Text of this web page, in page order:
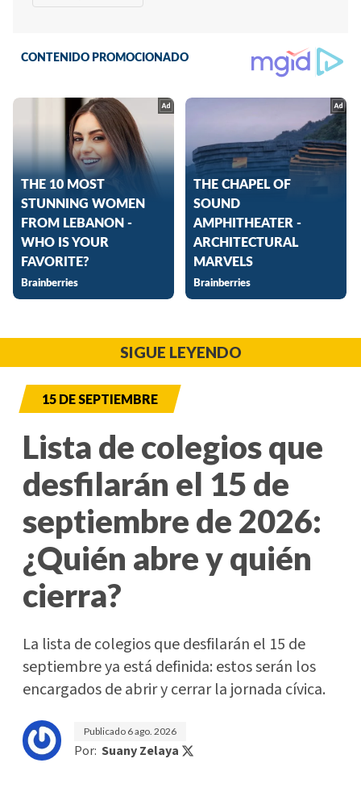
SIGUE LEYENDO
15 DE SEPTIEMBRE
Lista de colegios que
desfilarán el 15 de
septiembre de 2026:
¿Quién abre y quién
cierra?
La lista de colegios que desfilarán el 15 de
septiembre ya está definida: estos serán los
encargados de abrir y cerrar la jornada cívica.
Publicado 6 ago. 2026
Por: Suany Zelaya